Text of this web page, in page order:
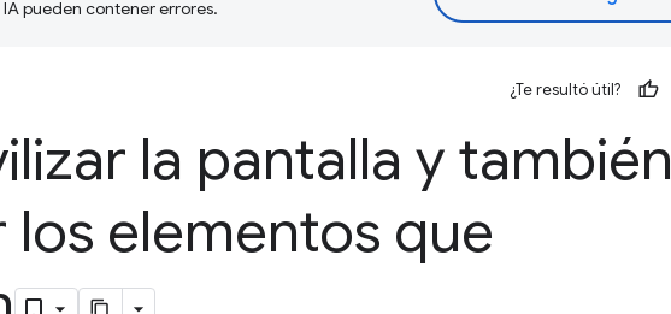
pueden contener errores.
¿Te resultó útil?
la pantalla y también
elementos que